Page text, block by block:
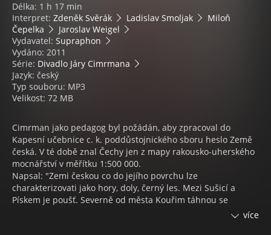
Délka: 1 h 17 min
Interpret: Zdeněk Svěrák Ladislav Smoljak
Miloň
Čepelka
Jaroslav Weigel
Vydavatel: Supraphon
Vydáno: 2011
Série: Divadlo Járy Cimrmana
Jazyk: český
Typ souboru: MP3
Velikost: 72 MB
Cimrman jako pedagog byl požádán, aby zpracoval do
Kapesní učebnice c. k. poddůstojnického sboru heslo Země
česká. V té době znal Čechy jen z mapy rakousko-uherského
mocnářství v měřítku 1:500 000.
Napsal: "Zemi českou co do jejího povrchu lze
charakterizovati jako hory, doly, černý les. Mezi Sušicí a
Pískem je poušť. Severně od města Kouřim táhnou se
rozsáhlé tabákové plantáže až ke kuřácké metropoli Šluknov.
více